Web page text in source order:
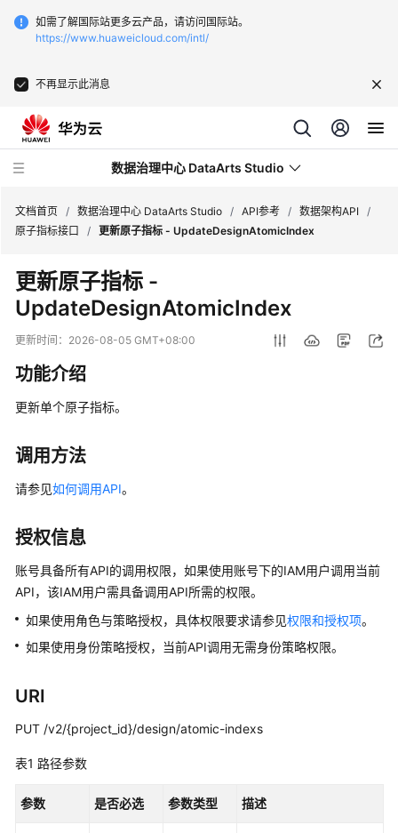
如需了解国际站更多云产品，请访问国际站。
https://www.huaweicloud.com/intl/
不再显示此消息
数据治理中心 DataArts Studio
最
新
动
服
务
公
产
品
绍
数
据
理
方
快
入
文档首页 / 数据治理中心 DataArts Studio / API参考 / 数据架构API /
原子指标接口
/ 更新原子指标 - UpdateDesignAtomicIndex
更新原子指标 -
UpdateDesignAtomicIndex
更新时间： 2026-08-05 GMT+08:00
功能介绍
更新单个原子指标。
调用方法
请参见如何调用API。
授权信息
账号具备所有API的调用权限，如果使用账号下的IAM用户调用当前
API，该IAM用户需具备调用API所需的权限。
如果使用角色与策略授权，具体权限要求请参见权限和授权项。
如果使用身份策略授权，当前API调用无需身份策略权限。
URI
PUT /v2/{project_id}/design/atomic-indexs
表1 路径参数
参数 是否必选 参数类型 描述